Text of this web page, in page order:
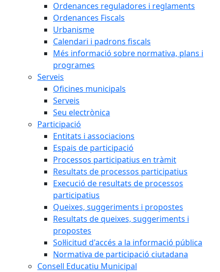
Ordenances reguladores i reglaments
Ordenances Fiscals
Urbanisme
Calendari i padrons fiscals
Més informació sobre normativa, plans i
programes
Serveis
Oficines municipals
Serveis
Seu electrònica
Participació
Entitats i associacions
Espais de participació
Processos participatius en tràmit
Resultats de processos participatius
Execució de resultats de processos
participatius
Queixes, suggeriments i propostes
Resultats de queixes, suggeriments i
propostes
Sol·licitud d'accés a la informació pública
Normativa de participació ciutadana
Consell Educatiu Municipal